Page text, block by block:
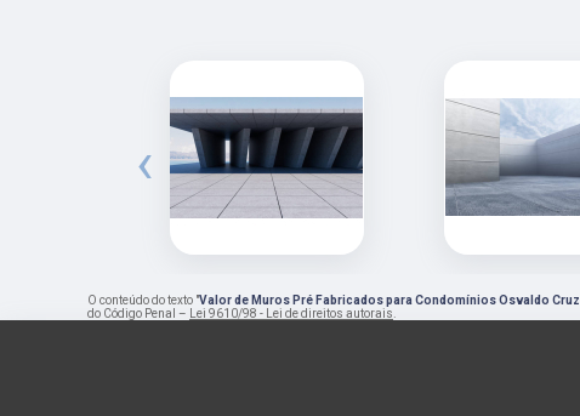
‹
O conteúdo do texto "Valor de Muros Pré Fabricados para Condomínios Osvaldo Cruz
do Código Penal –
Lei 9610/98 - Lei de direitos autorais